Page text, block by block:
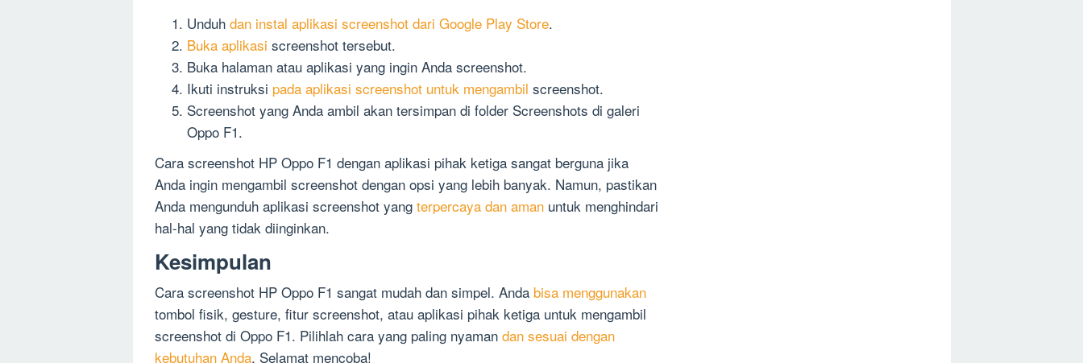
Unduh dan instal aplikasi screenshot dari Google Play Store.
Buka aplikasi screenshot tersebut.
Buka halaman atau aplikasi yang ingin Anda screenshot.
Ikuti instruksi pada aplikasi screenshot untuk mengambil screenshot.
Screenshot yang Anda ambil akan tersimpan di folder Screenshots di galeri
Oppo F1.
Cara screenshot HP Oppo F1 dengan aplikasi pihak ketiga sangat berguna jika
Anda ingin mengambil screenshot dengan opsi yang lebih banyak. Namun, pastikan
Anda mengunduh aplikasi screenshot yang terpercaya dan aman untuk menghindari
hal-hal yang tidak diinginkan.
Kesimpulan
Cara screenshot HP Oppo F1 sangat mudah dan simpel. Anda bisa menggunakan
tombol fisik, gesture, fitur screenshot, atau aplikasi pihak ketiga untuk mengambil
screenshot di Oppo F1. Pilihlah cara yang paling nyaman dan sesuai dengan
kebutuhan Anda. Selamat mencoba!